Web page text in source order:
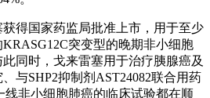
得国家药监局批准上市，用于至少
突变型的晚期非小细胞
同时，戈来雷塞用于治疗胰腺癌及
与SHP2抑制剂AST24082联合用药
线非小细胞肺癌的临床试验都在顺